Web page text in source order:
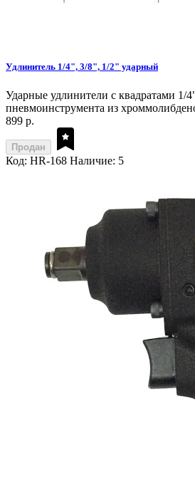
Удлинитель 1/4", 3/8", 1/2" ударный
Ударные удлинители с квадратами 1/
пневмоинструмента из
899 р.
Продан
Код: HR-168 Наличие: 5